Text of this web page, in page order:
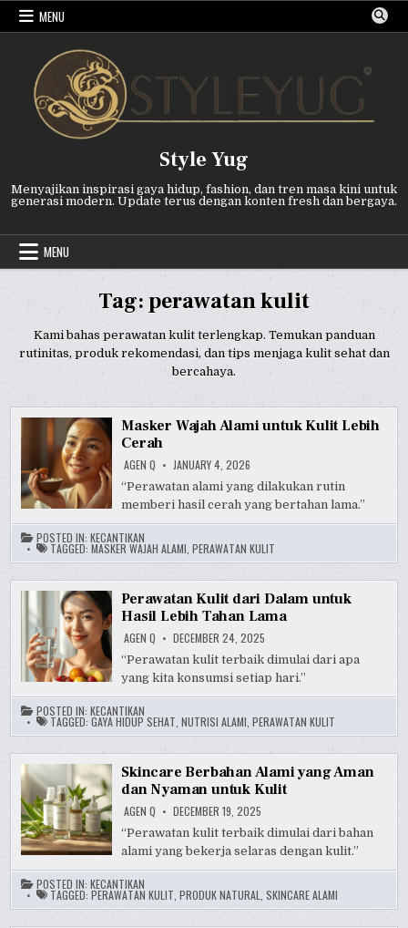
Skip
MENU
Style Yug
Menyajikan inspirasi gaya hidup, fashion, dan tren masa kini untuk
generasi modern. Update terus dengan konten fresh dan bergaya.
MENU
Tag:perawatan kulit
Kami bahas perawatan kulit terlengkap. Temukan panduan
rutinitas, produk rekomendasi, dan tips menjaga kulit sehat dan
bercahaya.
Masker Wajah Alami untuk Kulit Lebih
Cerah
AGEN Q JANUARY 4, 2026
“Perawatan alami yang dilakukan rutin
memberi hasil cerah yang bertahan lama.”
POSTED IN:KECANTIKAN
TAGGED:MASKER WAJAH ALAMI ,PERAWATAN KULIT
Perawatan Kulit dari Dalam untuk
Hasil Lebih Tahan Lama
AGEN Q DECEMBER 24, 2025
“Perawatan kulit terbaik dimulai dari apa
yang kita konsumsi setiap hari.”
POSTED IN:KECANTIKAN
TAGGED:GAYA HIDUP SEHAT ,NUTRISI ALAMI ,PERAWATAN KULIT
Skincare Berbahan Alami yang Aman
dan Nyaman untuk Kulit
AGEN Q DECEMBER 19, 2025
“Perawatan kulit terbaik dimulai dari bahan
alami yang bekerja selaras dengan kulit.”
POSTED IN:KECANTIKAN
TAGGED:PERAWATAN KULIT ,PRODUK NATURAL ,SKINCARE ALAMI